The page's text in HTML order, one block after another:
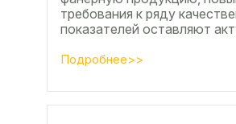
требования к ряду
показателей оставляют
технологии производства
Подробнее>>